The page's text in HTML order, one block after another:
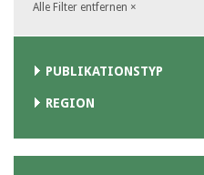
Alle Filter entfernen ×
PUBLIKATIONSTYP
REGION